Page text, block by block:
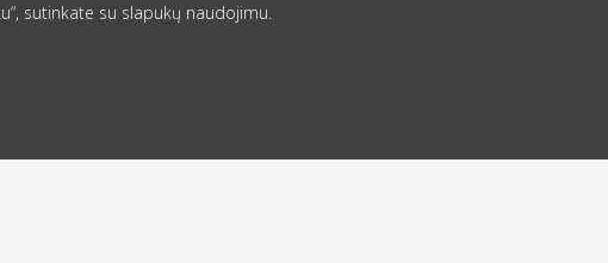
sutinkate su slapukų naudojimu.